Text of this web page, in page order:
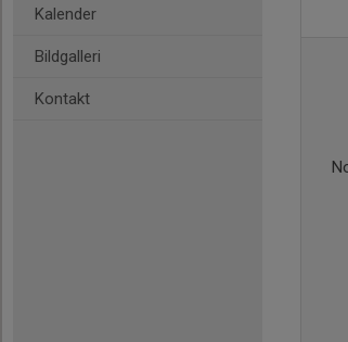
Kalender
Bildgalleri
Kontakt